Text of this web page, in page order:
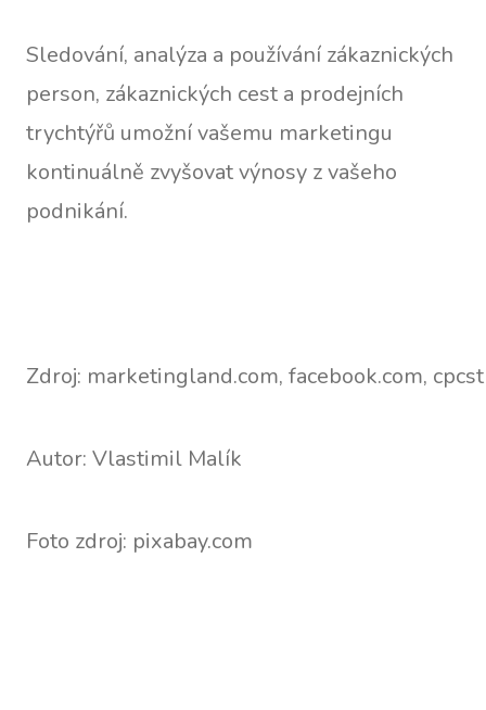
Sledování, analýza a používání zákaznických
person, zákaznických cest a prodejních
trychtýřů umožní vašemu marketingu
kontinuálně zvyšovat výnosy z vašeho
podnikání.
Zdroj: marketingland.com, facebook.com,
Autor: Vlastimil Malík
Foto zdroj: pixabay.com